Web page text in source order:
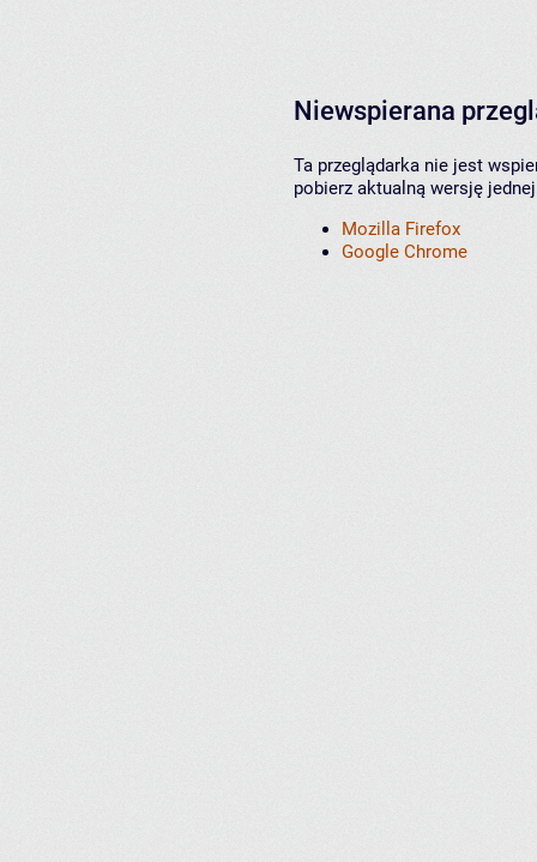
Niewspierana
Ta przeglądarka nie jest
pobierz aktualną wersję
Mozilla Firefox
Google Chrome